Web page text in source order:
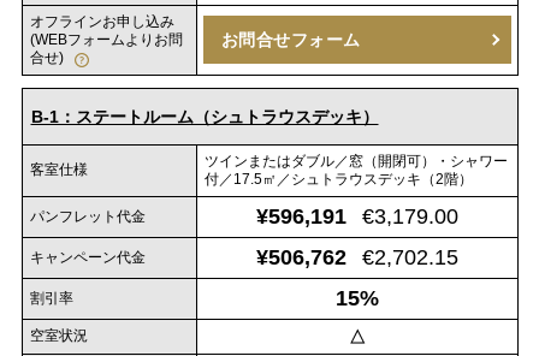
オフラインお申し込み
(WEBフォームよりお問
合せ)
お問合せフォーム
B-1：ステートルーム（シュトラウスデッキ）
客室仕様
ツインまたはダブル／窓（開閉可）・シャワー
付／17.5㎡／シュトラウスデッキ（2階）
パンフレット代金 ¥596,191 €3,179.00
キャンペーン代金 ¥506,762 €2,702.15
割引率 15%
空室状況 △